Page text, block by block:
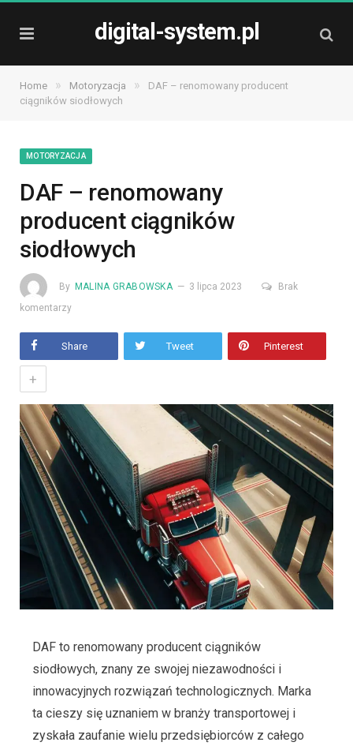
digital-system.pl
Home » Motoryzacja »
DAF – renomowany producent
ciągników siodłowych
MOTORYZACJA
DAF – renomowany
producent ciągników
siodłowych
By MALINA GRABOWSKA 3 lipca 2023
Brak
komentarzy
Share Tweet Pinterest
+
DAF to renomowany producent ciągników
siodłowych, znany ze swojej niezawodności i
innowacyjnych rozwiązań technologicznych. Marka
ta cieszy się uznaniem w branży transportowej i
zyskała zaufanie wielu przedsiębiorców z całego